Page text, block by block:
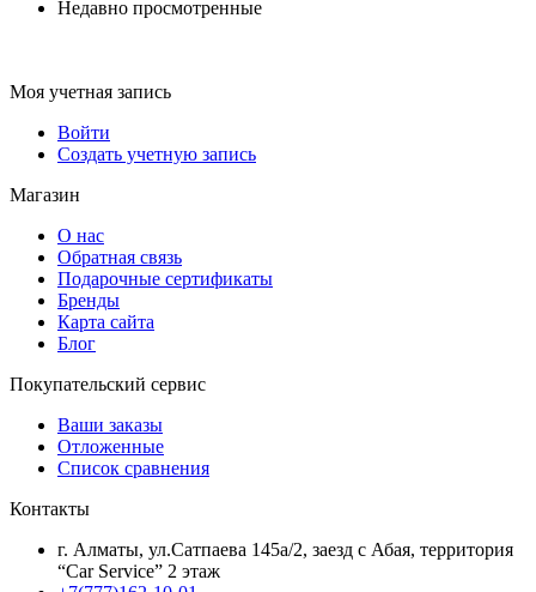
Недавно просмотренные
Моя учетная запись
Войти
Создать учетную запись
Магазин
О нас
Обратная связь
Подарочные сертификаты
Бренды
Карта сайта
Блог
Покупательский сервис
Ваши заказы
Отложенные
Список сравнения
Контакты
г. Алматы, ул.Сатпаева 145а/2, заезд с Абая, территория
“Car Service” 2 этаж